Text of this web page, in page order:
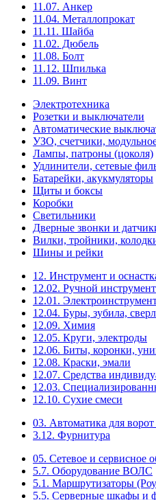
11.07. Анкер
11.04. Металлопрокат
11.11. Шайба
11.02. Дюбель
11.08. Болт
11.12. Шпилька
11.09. Винт
Электротехника
Розетки и выключатели
Автоматические
УЗО, счетчики,
Лампы, патроны (цоколя)
Удлинители, сетевые
Батарейки, акукмуляторы
Щиты и боксы
Коробки
Светильники
Дверные звонки и
Вилки, тройники,
Шины и рейки
12. Инструмент и
12.02. Ручной инструмент
12.01.
12.04. Буры, зубила,
12.09. Химия
12.05. Круги, электроды
12.06. Биты, коронки,
12.08. Краски, эмали
12.07. Средства
12.03.
12.10. Сухие смеси
03. Автоматика для
3.12. Фурнитура
05. Сетевое и сервисное
5.7. Оборудование ВОЛС
5.1. Маршрутизаторы
5.5. Серверные шкафы и